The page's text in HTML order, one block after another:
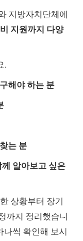
지방자치단체에
지원까지 다양
.
해야 하는 분
는 분
알아보고 싶은
상황부터 장기
까지 정리했습니
나씩 확인해 보시